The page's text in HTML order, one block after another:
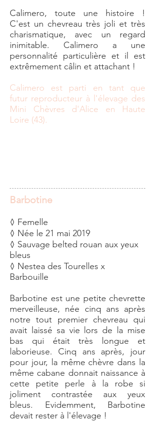
Calimero, toute une histoire !
C'est un chevreau très joli et très
charismatique, avec un regard
inimitable. Calimero a une
personnalité particulière et il est
extrêmement câlin et attachant !
Calimero est parti en tant que
futur reproducteur à l'élevage des
Mini Chèvres d'Alice en Haute
Loire (43).
Barbotine
◊ Femelle
◊ Née le 21 mai 2019
◊ Sauvage belted rouan aux yeux
bleus
◊ Nestea des Tourelles x
Barbouille
Barbotine est une petite chevrette
merveilleuse, née cinq ans après
notre tout premier chevreau qui
avait laissé sa vie lors de la mise
bas qui était très longue et
laborieuse. Cinq ans après, jour
pour jour, la même chèvre dans la
même cabane donnait naissance à
cette petite perle à la robe si
joliment contrastée aux yeux
bleus. Evidemment, Barbotine
devait rester à l'élevage !